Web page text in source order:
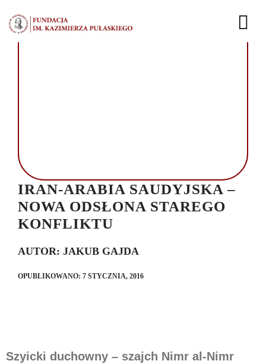
do
zawartości
FUNDACJA
IRAN-ARABIA SAUDYJSKA –
NOWA ODSŁONA STAREGO
KONFLIKTU
AUTOR: JAKUB GAJDA
OPUBLIKOWANO: 7 STYCZNIA, 2016
Szyicki duchowny – szajch Nimr al-Nimr